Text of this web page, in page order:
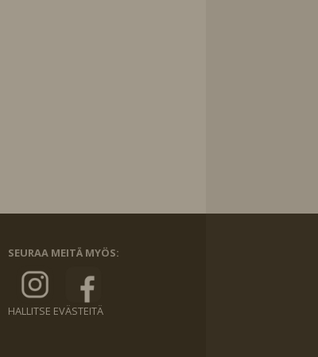
SEURAA MEITÄ MYÖS:
HALLITSE EVÄSTEITÄ